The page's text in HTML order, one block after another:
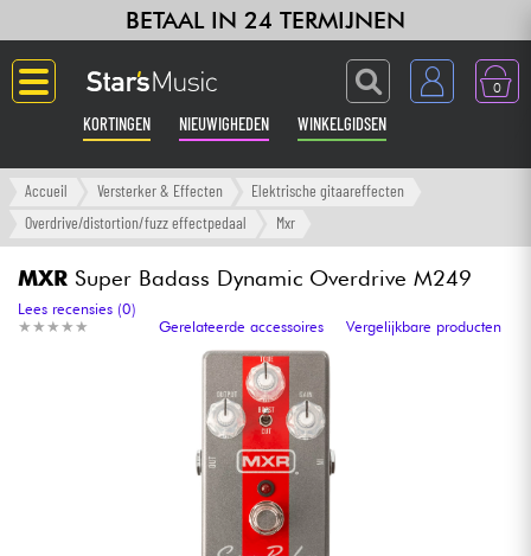
BETAAL IN 24 TERMIJNEN
0
KORTINGEN NIEUWIGHEDEN WINKELGIDSEN
Langue
Versterker & Effecten
Toetsenbord & Piano
Synths & samplers
Accueil Versterker & Effecten
Elektrische gitaareffecten
Overdrive/distortion/fuzz effectpedaal
Mxr
MXR Super Badass Dynamic Overdrive M249
★ ★ ★ ★ ★
★ ★ ★ ★ ★
Lees recensies (0)
Gerelateerde accessoires
Vergelijkbare producten